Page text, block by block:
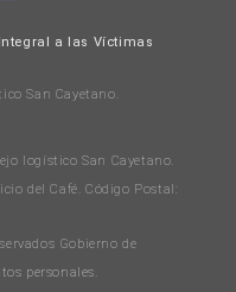
a las Víctimas
San Cayetano.
logístico San Cayetano.
del Café. Código Postal:
Gobierno de
personales.